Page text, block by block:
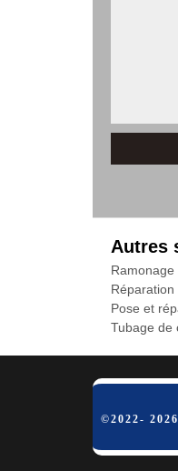
Autres
Ramonage
Réparation
Pose et
Tubage de
©2022-